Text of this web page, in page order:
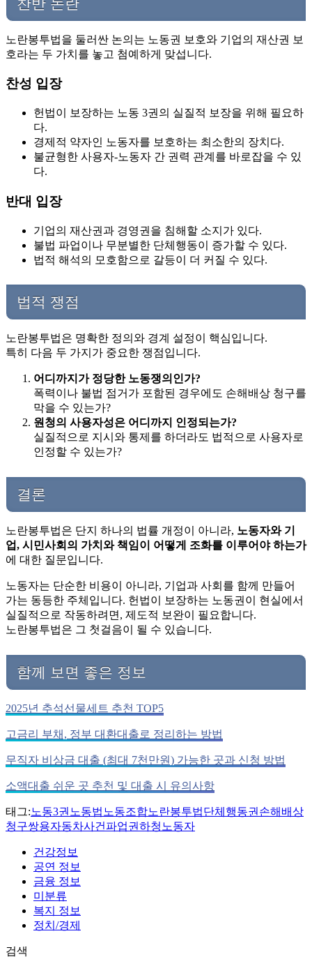
노란봉투법을 둘러싼 논의는 노동권 보호와 기업의 재산권 보
호라는 두 가치를 놓고 첨예하게 맞섭니다.
찬성 입장
헌법이 보장하는 노동 3권의 실질적 보장을 위해 필요하
다.
경제적 약자인 노동자를 보호하는 최소한의 장치다.
불균형한 사용자-노동자 간 권력 관계를 바로잡을 수 있
다.
반대 입장
기업의 재산권과 경영권을 침해할 소지가 있다.
불법 파업이나 무분별한 단체행동이 증가할 수 있다.
법적 해석의 모호함으로 갈등이 더 커질 수 있다.
법적 쟁점
노란봉투법은 명확한 정의와 경계 설정이 핵심입니다.
특히 다음 두 가지가 중요한 쟁점입니다.
어디까지가 정당한 노동쟁의인가?
폭력이나 불법 점거가 포함된 경우에도 손해배상 청구를
막을 수 있는가?
원청의 사용자성은 어디까지 인정되는가?
실질적으로 지시와 통제를 하더라도 법적으로 사용자로
인정할 수 있는가?
결론
노란봉투법은 단지 하나의 법률 개정이 아니라, 노동자와 기
업, 시민사회의 가치와 책임이 어떻게 조화를 이루어야 하는가
에 대한 질문입니다.
노동자는 단순한 비용이 아니라, 기업과 사회를 함께 만들어
가는 동등한 주체입니다. 헌법이 보장하는 노동권이 현실에서
실질적으로 작동하려면, 제도적 보완이 필요합니다.
노란봉투법은 그 첫걸음이 될 수 있습니다.
함께 보면 좋은 정보
2025년 추석선물세트 추천 TOP5
고금리 부채, 정부 대환대출로 정리하는 방법
무직자 비상금 대출 (최대 7천만원) 가능한 곳과 신청 방법
소액대출 쉬운 곳 추천 및 대출 시 유의사항
태그:노동3권 노동법 노동조합노란봉투법단체행동권 손해배상
청구쌍용자동차사건 파업권하청노동자
건강정보
공연 정보
금융 정보
미분류
복지 정보
정치/경제
검색